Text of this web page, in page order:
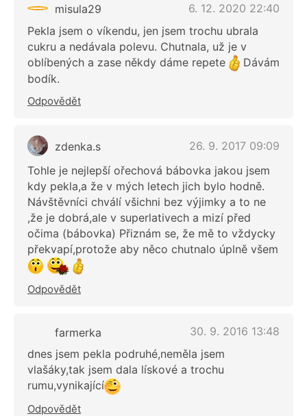
misula29
6. 12. 2020 22:40
Pekla jsem o víkendu, jen jsem trochu ubrala
cukru a nedávala polevu. Chutnala, už je v
oblíbených a zase někdy dáme repete
Dávám
bodík.
Odpovědět
zdenka.s
26. 9. 2017 09:09
Tohle je nejlepší ořechová bábovka jakou jsem
kdy pekla,a že v mých letech jich bylo hodně.
Návštěvníci chválí všichni bez výjimky a to ne
,že je dobrá,ale v superlativech a mizí před
očima (bábovka) Přiznám se, že mě to vždycky
překvapí,protože aby něco chutnalo úplně všem
Odpovědět
farmerka
30. 9. 2016 13:48
dnes jsem pekla podruhé,neměla jsem
vlašáky,tak jsem dala lískové a trochu
rumu,vynikající
Odpovědět